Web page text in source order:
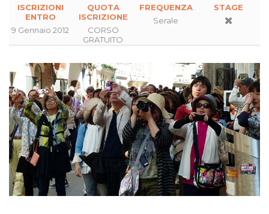
ISCRIZIONI
ENTRO
9 Gennaio 2012
QUOTA
ISCRIZIONE
CORSO
GRATUITO
FREQUENZA
Serale
STAGE